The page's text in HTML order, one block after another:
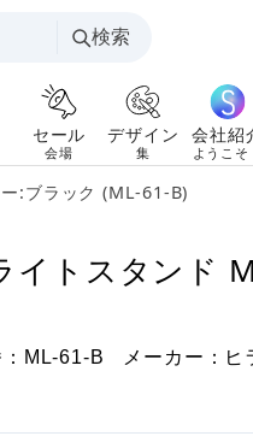
検索
セール
会場
デザイン
集
会社紹
ようこそ
:ブラック (ML-61-B)
イトスタンド
ML-61-B メーカー：ヒ